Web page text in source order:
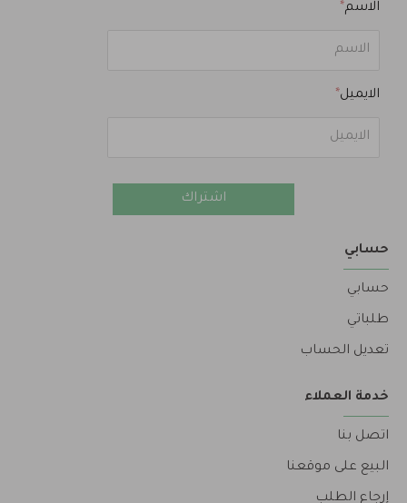
الاسم
الايميل
اشتراك
حسابي
حسابي
طلباتي
تعديل الحساب
خدمة العملاء
اتصل بنا
البيع على موقعنا
إرجاع الطلب